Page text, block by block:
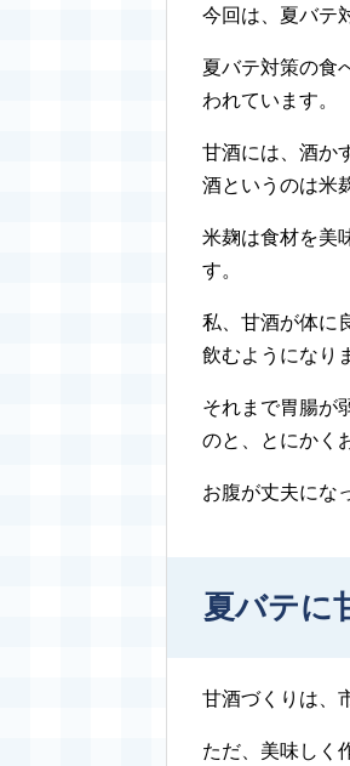
今回は、夏バテ
夏バテ対策の食
われています。
甘酒には、酒か
酒というのは米
米麹は食材を美
す。
私、甘酒が体に
飲むようになり
それまで胃腸が
のと、とにかく
お腹が丈夫にな
夏バテに
甘酒づくりは、
ただ、美味しく